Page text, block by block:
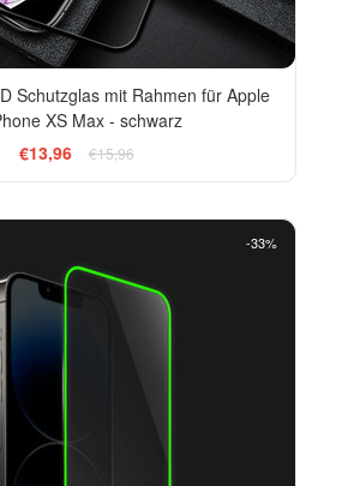
Schutzglas mit Rahmen für Apple
XS Max - schwarz
€13,96
€15,96
-33%